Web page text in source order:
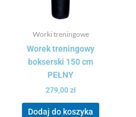
Worki treningowe
Worek treningowy
bokserski 150 cm
PEŁNY
279,00 zł
Dodaj do koszyka